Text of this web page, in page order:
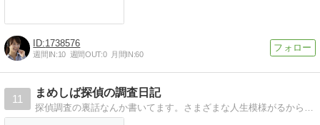
1738576
週間IN:10 週間OUT:0 月間IN:60
11
まめしば探偵の調査日記